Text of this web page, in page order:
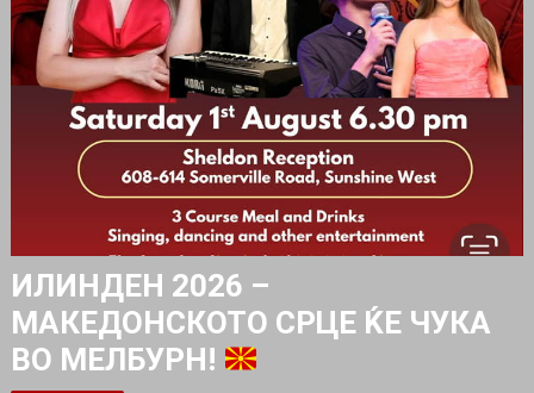
ИЛИНДЕН 2026 –
МАКЕДОНСКОТО СРЦЕ ЌЕ ЧУКА
ВО МЕЛБУРН!